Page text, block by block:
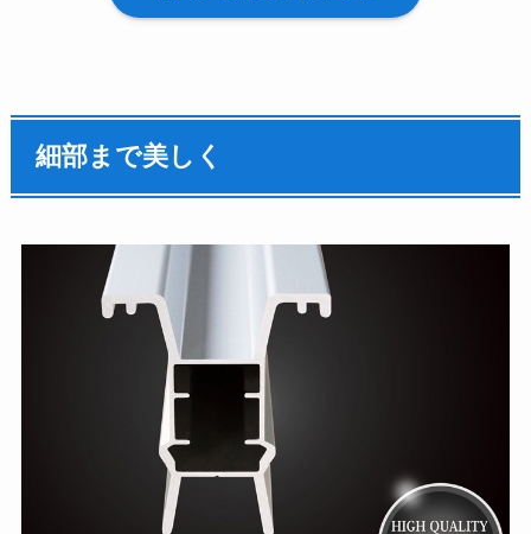
細部まで美しく